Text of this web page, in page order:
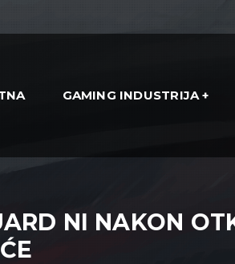
GAMING INDUSTRIJA
NI NAKON